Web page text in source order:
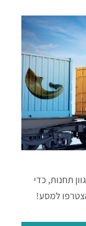
תחנות, כדי
למסע!